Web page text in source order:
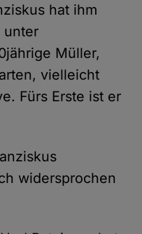
hat ihm
unter
Müller,
vielleicht
Fürs Erste ist er
widersprochen